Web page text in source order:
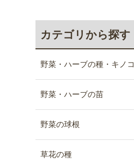
カテゴリから探す
野菜・ハーブの種・キノコ
野菜・ハーブの苗
野菜の球根
草花の種